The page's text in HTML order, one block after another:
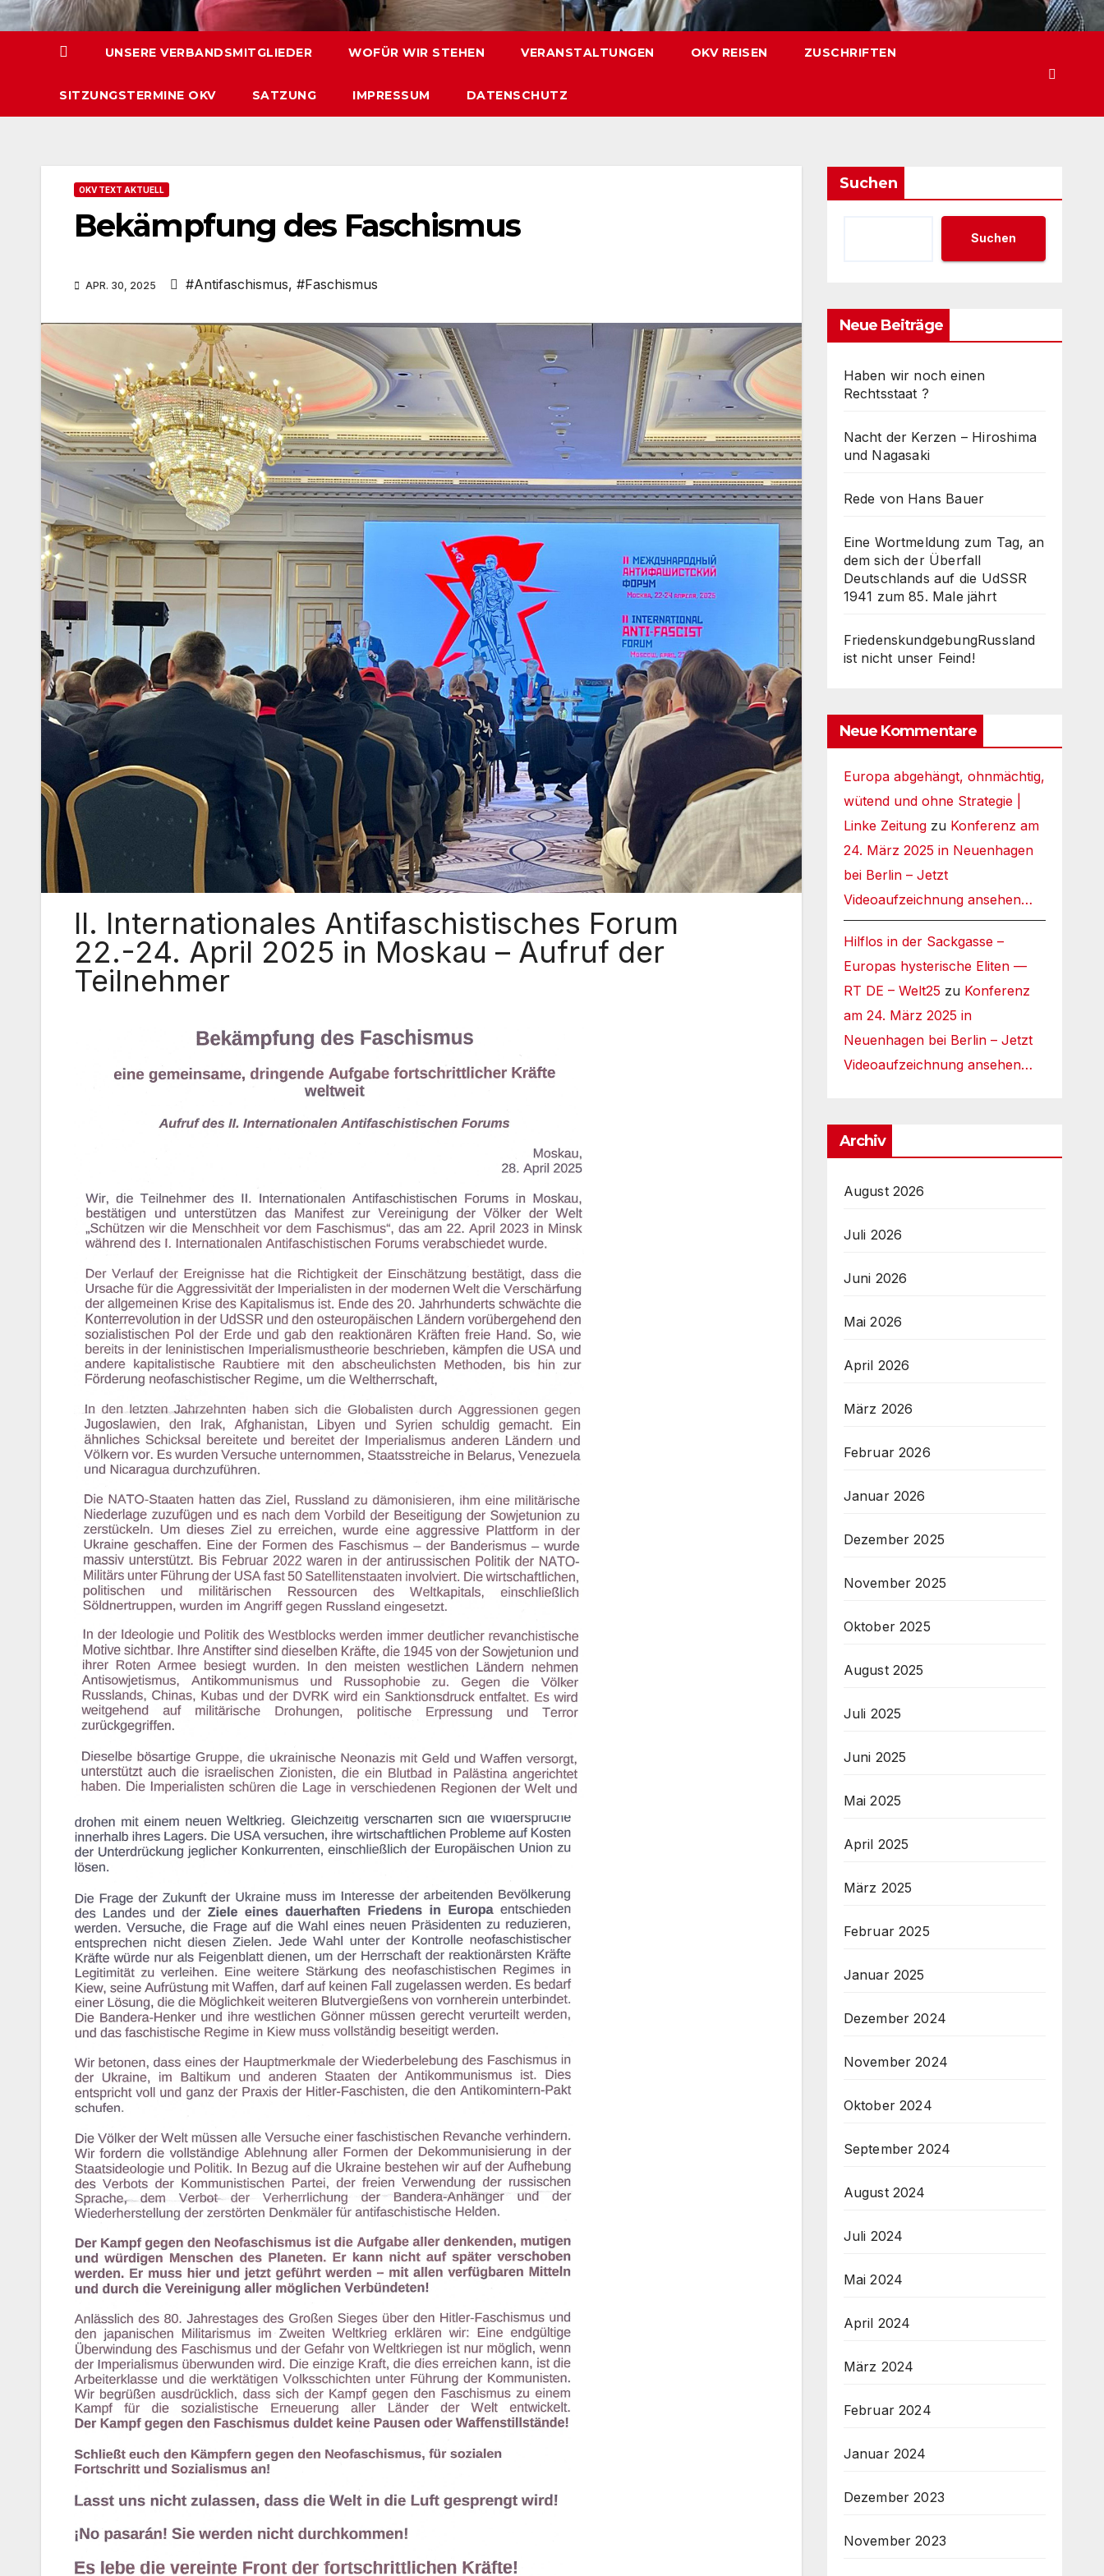
UNSERE VERBANDSMITGLIEDER WOFÜR WIR STEHEN VERANSTALTUNGEN OKV REISEN ZUSCHRIFTEN
SITZUNGSTERMINE OKV SATZUNG IMPRESSUM DATENSCHUTZ
OKV TEXT AKTUELL
Bekämpfung des Faschismus
APR. 30, 2025 #Antifaschismus, #Faschismus
II. Internationales Antifaschistisches Forum
22.-24. April 2025 in Moskau – Aufruf der
Teilnehmer
Suchen
Suchen
Neue Beiträge
Haben wir noch einen
Rechtsstaat ?
Nacht der Kerzen – Hiroshima
und Nagasaki
Rede von Hans Bauer
Eine Wortmeldung zum Tag, an
dem sich der Überfall
Deutschlands auf die UdSSR
1941 zum 85. Male jährt
FriedenskundgebungRussland
ist nicht unser Feind!
Neue Kommentare
Europa abgehängt, ohnmächtig,
wütend und ohne Strategie |
Linke Zeitungzu Konferenz am
24. März 2025 in Neuenhagen
bei Berlin – Jetzt
Videoaufzeichnung ansehen…
Hilflos in der Sackgasse –
Europas hysterische Eliten —
RT DE – Welt25 zu Konferenz
am 24. März 2025 in
Neuenhagen bei Berlin – Jetzt
Videoaufzeichnung ansehen…
Archiv
August 2026
Juli 2026
Juni 2026
Mai 2026
April 2026
März 2026
Februar 2026
Januar 2026
Dezember 2025
November 2025
Oktober 2025
August 2025
Juli 2025
Juni 2025
Mai 2025
April 2025
März 2025
Februar 2025
Januar 2025
Dezember 2024
November 2024
Oktober 2024
September 2024
August 2024
Juli 2024
Mai 2024
April 2024
März 2024
Februar 2024
Januar 2024
Dezember 2023
November 2023